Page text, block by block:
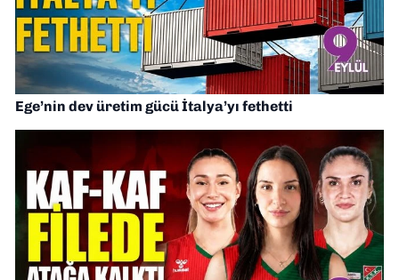
Ege’nin dev üretim gücü İtalya’yı fethetti